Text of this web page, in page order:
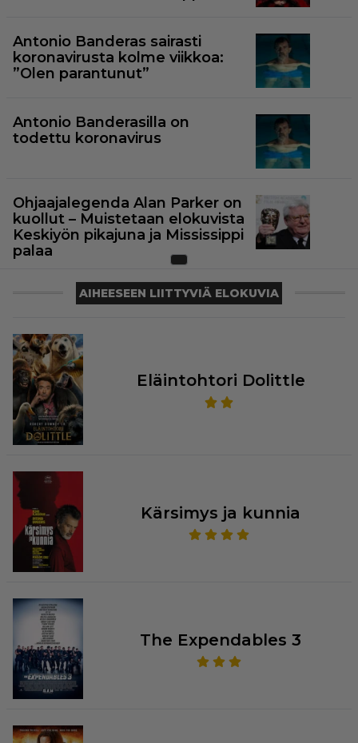
Antonio Banderas sairasti
koronavirusta kolme viikkoa:
”Olen parantunut”
Antonio Banderasilla on
todettu koronavirus
Ohjaajalegenda Alan Parker on
kuollut – Muistetaan elokuvista
Keskiyön pikajuna ja Mississippi
palaa
AIHEESEEN LIITTYVIÄ ELOKUVIA
Eläintohtori Dolittle
Kärsimys ja kunnia
The Expendables 3